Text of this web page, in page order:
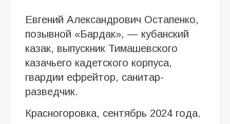
Евгений Александрович Остапенко,
позывной «Бардак», — кубанский
казак, выпускник Тимашевского
казачьего кадетского корпуса,
гвардии ефрейтор, санитар-
разведчик.
Красногоровка, сентябрь 2024 года.